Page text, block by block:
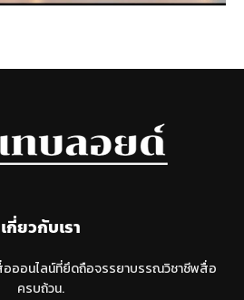
เกี่ยวกับเรา
อออนไลน์ที่ยึดถือจรรยาบรรณวิชาชีพสื่อ
ครบถ้วน.